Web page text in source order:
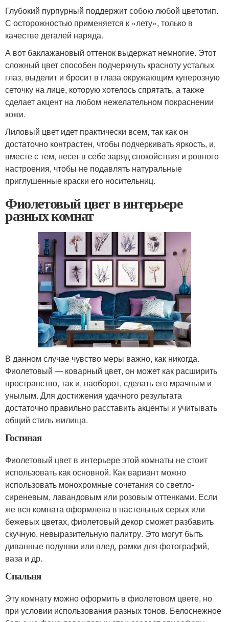
Глубокий пурпурный поддержит собою любой цветотип.
С осторожностью применяется к «лету», только в
качестве деталей наряда.
А вот баклажановый оттенок выдержат немногие. Этот
сложный цвет способен подчеркнуть красноту усталых
глаз, выделит и бросит в глаза окружающим куперозную
сеточку на лице, которую хотелось спрятать, а также
сделает акцент на любом нежелательном покраснении
кожи.
Лиловый цвет идет практически всем, так как он
достаточно контрастен, чтобы подчеркивать яркость, и,
вместе с тем, несет в себе заряд спокойствия и ровного
настроения, чтобы не подавлять натуральные
приглушенные краски его носительниц.
Фиолетовый цвет в интерьере
разных комнат
В данном случае чувство меры важно, как никогда.
Фиолетовый — коварный цвет, он может как расширить
пространство, так и, наоборот, сделать его мрачным и
унылым. Для достижения удачного результата
достаточно правильно расставить акценты и учитывать
общий стиль жилища.
Гостиная
Фиолетовый цвет в интерьере этой комнаты не стоит
использовать как основной. Как вариант можно
использовать монохромные сочетания со светло-
сиреневым, лавандовым или розовым оттенками. Если
же вся комната оформлена в пастельных серых или
бежевых цветах, фиолетовый декор сможет разбавить
скучную, невыразительную палитру. Это могут быть
диванные подушки или плед, рамки для фотографий,
ваза и др.
Спальня
Эту комнату можно оформить в фиолетовом цвете, но
при условии использования разных тонов. Белоснежное